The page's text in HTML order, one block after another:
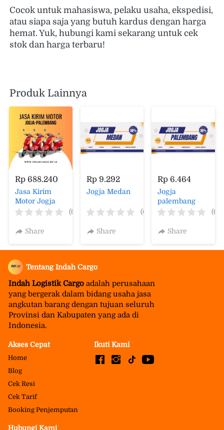
Cocok untuk mahasiswa, pelaku usaha, ekspedisi,
atau siapa saja yang butuh kardus dengan harga
hemat. Yuk, hubungi kami sekarang untuk cek
stok dan harga terbaru!
Produk Lainnya
Rp 688.240
Jasa Kirim
Motor Jogja
palembang
(0)
Share
Rp 9.292
Jogja Medan
(0)
Share
Rp 6.464
Jogja
palembang
(0)
Share
Tentang Indah Cargo
Indah Logistik Cargo adalah perusahaan
yang bergerak dalam bidang usaha jasa
angkutan barang dengan tujuan seluruh
Provinsi dan Kabupaten yang ada di
Indonesia.
Akses Cepat
Home
Blog
Cek Resi
Cek Tarif
Booking Penjemputan
Ikuti Kami
Hubungi Kami